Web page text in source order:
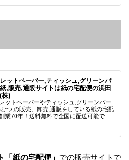
レットペーパー,ティッシュ,グリーンパ
,販売,通販サイトは紙の宅配便の浜田
株)
ットペーパーやティッシュ,グリーンパー
つ,の販売、卸売,通販をしている紙の宅配
業70年！送料無料で全国に配送可能で
んでまいりま…
「紙の宅配便」 での販売サイトで